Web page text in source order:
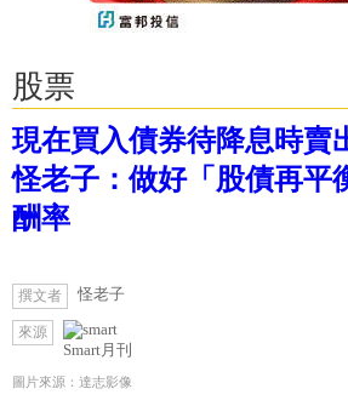
股票
現在買入債券待降息時賣
怪老子：做好「股債再平
酬率
撰文者 怪老子
來源
Smart月刊
圖片來源：達志影像